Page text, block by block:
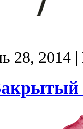
28, 2014 |